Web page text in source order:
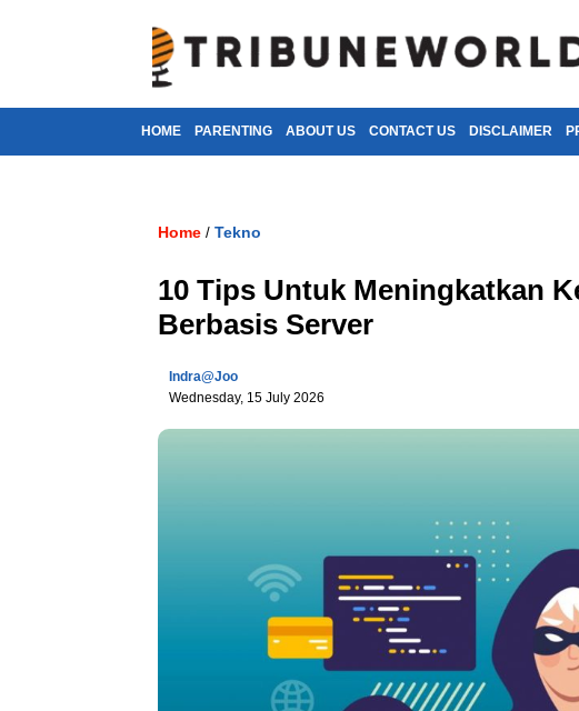
HOME PARENTING ABOUT US CONTACT US DISCLAIMER
Home / Tekno
10 Tips Untuk Meningkatkan
Berbasis Server
Indra@joo
Wednesday, 15 July 2026